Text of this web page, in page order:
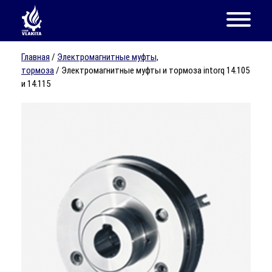
Главная / Электромагнитные муфты,
тормоза/ Электромагнитные муфты и тормоза intorq 14.105
и 14.115